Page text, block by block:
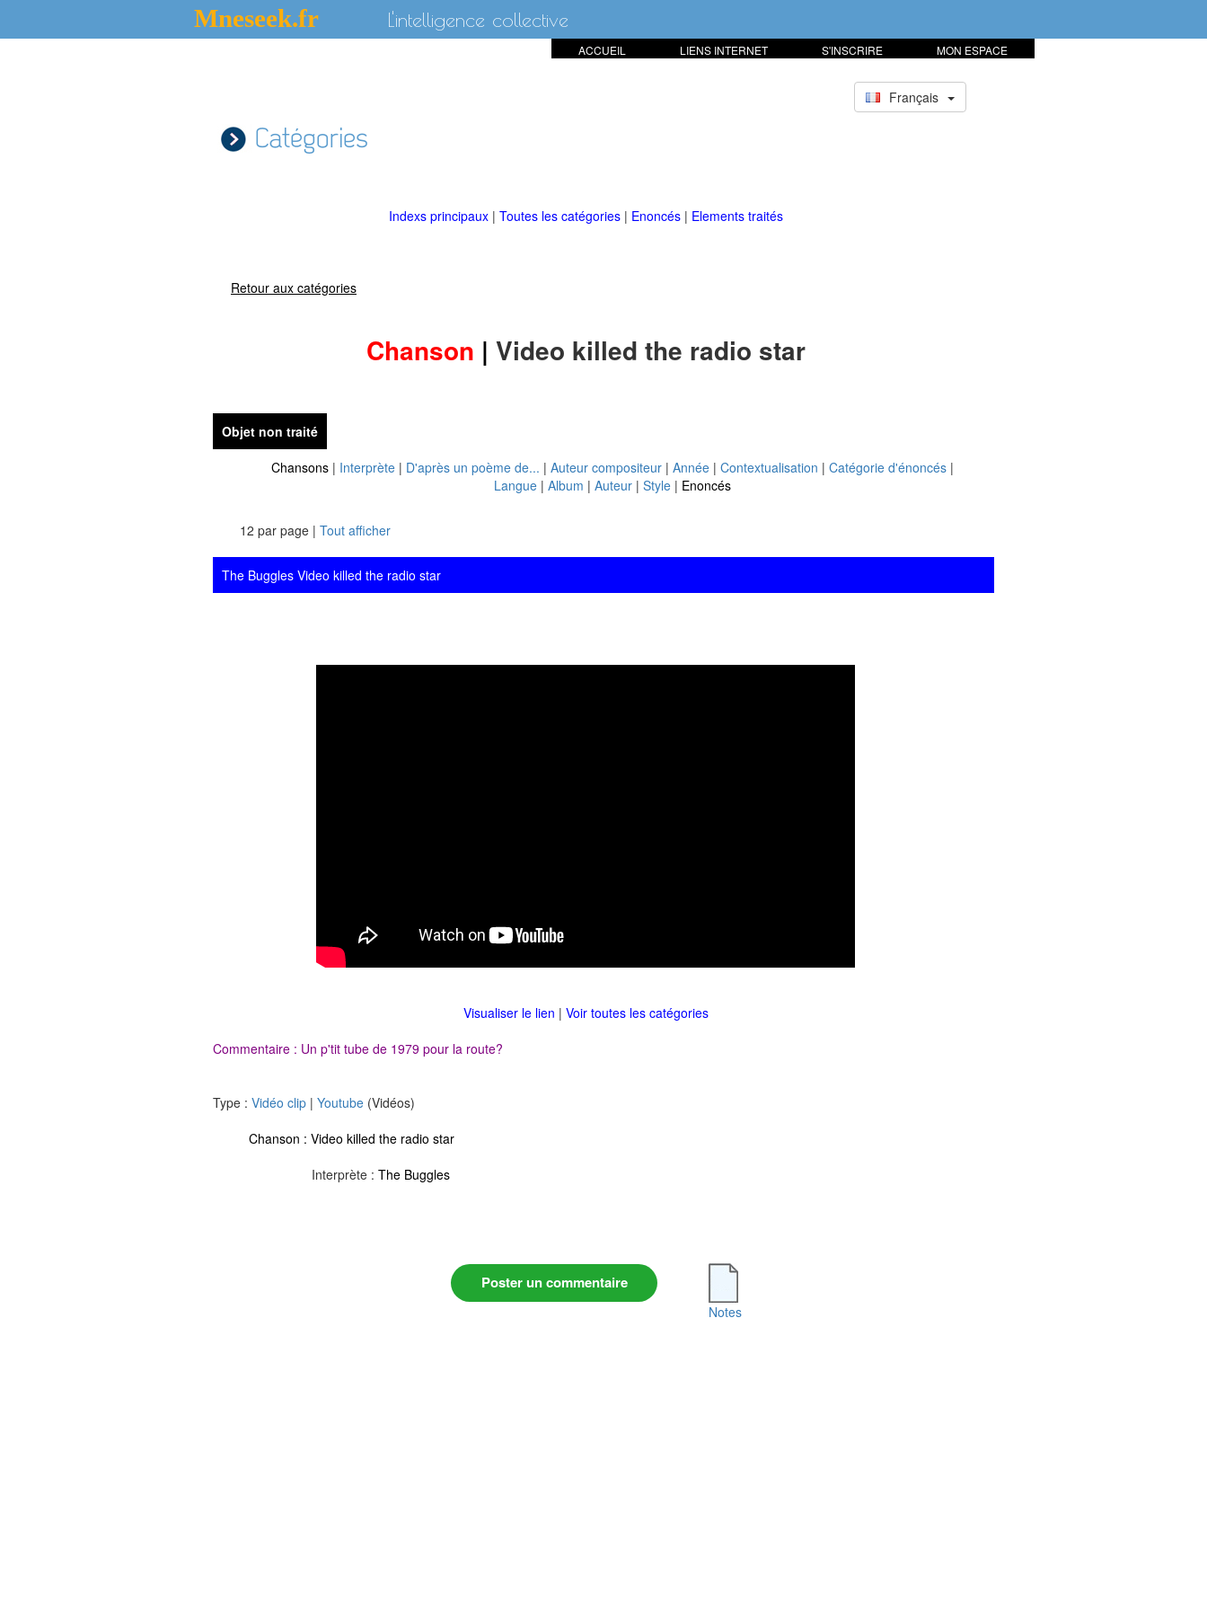
Mneseek.fr L'intelligence collective
MON ESPACE
S'INSCRIRE
LIENS INTERNET
ACCUEIL
Français
Catégories
Indexs principaux | Toutes les catégories | Enoncés | Elements traités
Retour aux catégories
Chanson | Video killed the radio star
Objet non traité
Chansons | Interprète | D'après un poème de... | Auteur compositeur | Année | Contextualisation | Catégorie d'énoncés |
Langue | Album | Auteur | Style | Enoncés
12 par page | Tout afficher
The Buggles Video killed the radio star
Visualiser le lien | Voir toutes les catégories
Commentaire : Un p'tit tube de 1979 pour la route?
Type : Vidéo clip | Youtube (Vidéos)
Chanson : Video killed the radio star
Interprète : The Buggles
Poster un commentaire
Notes